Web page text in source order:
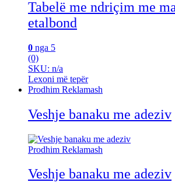
Tabelë me ndriçim me
etalbond
0 nga 5
(0)
SKU: n/a
Lexoni më tepër
Prodhim Reklamash
Veshje banaku me adeziv
Prodhim Reklamash
Veshje banaku me adeziv